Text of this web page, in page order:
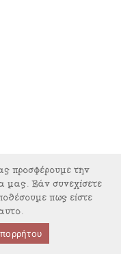
προσφέρουμε την
μας. Εάν συνεχίσετε
πως είστε